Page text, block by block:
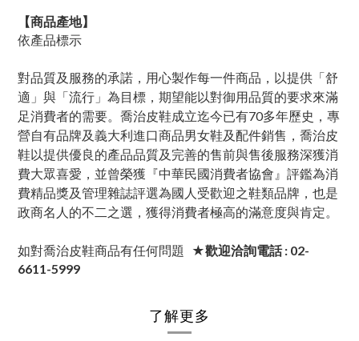
【商品產地】
依產品標示
對品質及服務的承諾，用心製作每一件商品，以提供「舒
適」與「流行」為目標，期望能以對御用品質的要求來滿
足消費者的需要。喬治皮鞋成立迄今已有70多年歷史，專
營自有品牌及義大利進口商品男女鞋及配件銷售，喬治皮
鞋以提供優良的產品品質及完善的售前與售後服務深獲消
費大眾喜愛，並曾榮獲『中華民國消費者協會』評鑑為消
費精品獎及管理雜誌評選為國人受歡迎之鞋類品牌，也是
政商名人的不二之選，獲得消費者極高的滿意度與肯定。
如對喬治皮鞋商品有任何問題
★歡迎洽詢電話 : 02-
6611-5999
了解更多